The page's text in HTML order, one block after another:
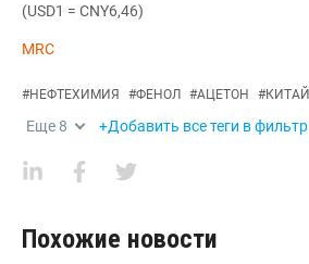
(USD1 = CNY6,46)
MRC
#НЕФТЕХИМИЯ #ФЕНОЛ #АЦЕТОН #КИТАЙ
Еще 8 +Добавить все теги в фильтр
Похожие новости